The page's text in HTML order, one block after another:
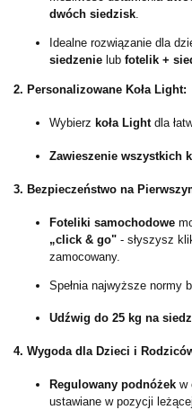
dwóch siedzisk.
Idealne rozwiązanie dla
siedzenie lub fotelik +
2. Personalizowane Koła Light:
Wybierz koła Lightdla
Zawieszenie wszystkich
3. Bezpieczeństwo na
Foteliki samochodowe
„click & go" - słyszysz
zamocowany.
Spełnia najwyższe normy
Udźwig do 25 kg na
4. Wygoda dla Dzieci i
Regulowany podnóżek w
ustawiane w pozycji